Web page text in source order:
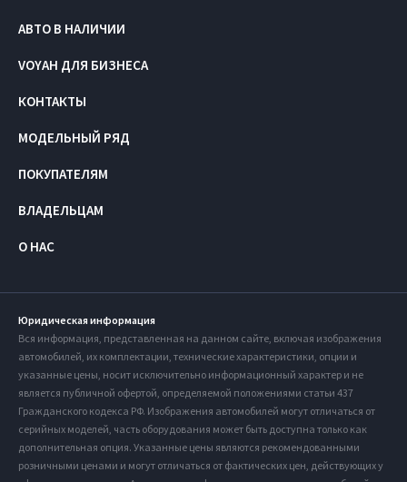
АВТО В НАЛИЧИИ
VOYAH ДЛЯ БИЗНЕСА
КОНТАКТЫ
МОДЕЛЬНЫЙ РЯД
ПОКУПАТЕЛЯМ
ВЛАДЕЛЬЦАМ
О НАС
Юридическая информация
Вся информация, представленная на данном сайте, включая изображения
автомобилей, их комплектации, технические характеристики, опции и
указанные цены, носит исключительно информационный характер и не
является публичной офертой, определяемой положениями статьи 437
Гражданского кодекса РФ. Изображения автомобилей могут отличаться от
серийных моделей, часть оборудования может быть доступна только как
дополнительная опция. Указанные цены являются рекомендованными
розничными ценами и могут отличаться от фактических цен, действующих у